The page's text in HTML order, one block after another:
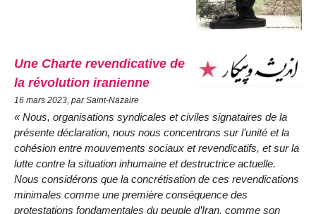
Une Charte revendicative de
la révolution iranienne
16 mars 2023, par Saint-Nazaire
« Nous, organisations syndicales et civiles signataires de la
présente déclaration, nous nous concentrons sur l’unité et la
cohésion entre mouvements sociaux et revendicatifs, et sur la
lutte contre la situation inhumaine et destructrice actuelle.
Nous considérons que la concrétisation de ces revendications
minimales comme une première conséquence des
protestations fondamentales du peuple d’Iran, comme son